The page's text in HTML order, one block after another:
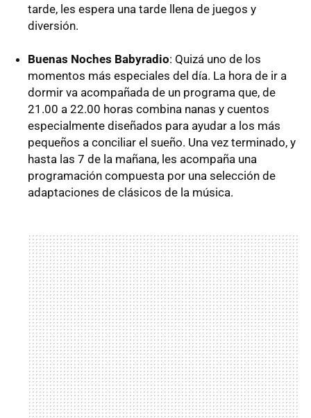
tarde, les espera una tarde llena de juegos y
diversión.
Buenas Noches Babyradio: Quizá uno de los
momentos más especiales del día. La hora de ir a
dormir va acompañada de un programa que, de
21.00 a 22.00 horas combina nanas y cuentos
especialmente diseñados para ayudar a los más
pequeños a conciliar el sueño. Una vez terminado, y
hasta las 7 de la mañana, les acompaña una
programación compuesta por una selección de
adaptaciones de clásicos de la música.